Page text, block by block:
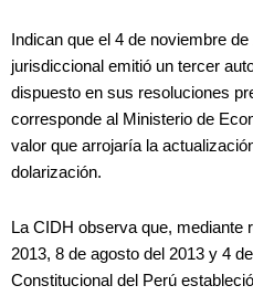
Indican que el 4 de noviembre
jurisdiccional emitió un tercer
dispuesto en sus resoluciones
corresponde al Ministerio de
valor que arrojaría la
dolarización.
La CIDH observa que, mediante
2013, 8 de agosto del 2013 y 4
Constitucional del Perú